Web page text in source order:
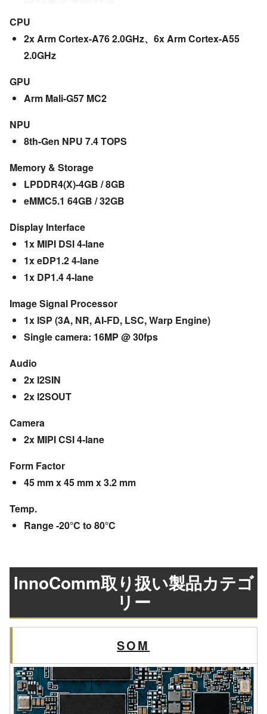
CPU
2x Arm Cortex-A76 2.0GHz、6x Arm Cortex-A55
2.0GHz
GPU
Arm Mali-G57 MC2
NPU
8th-Gen NPU 7.4 TOPS
Memory & Storage
LPDDR4(X)-4GB / 8GB
eMMC5.1 64GB / 32GB
Display Interface
1x MIPI DSI 4-lane
1x eDP1.2 4-lane
1x DP1.4 4-lane
Image Signal Processor
1x ISP (3A, NR, AI-FD, LSC, Warp Engine)
Single camera: 16MP @ 30fps
Audio
2x I2SIN
2x I2SOUT
Camera
2x MIPI CSI 4-lane
Form Factor
45 mm x 45 mm x 3.2 mm
Temp.
Range -20°C to 80°C
InnoComm取り扱い製品カテゴ
リー
SOM